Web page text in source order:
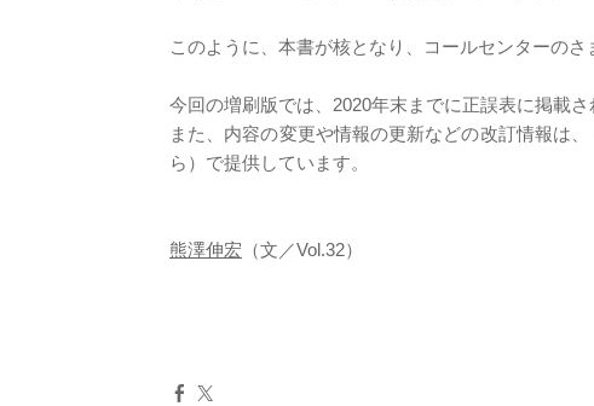
このように、本書が核となり、コールセンターの
今回の増刷版では、2020年末までに正誤表に掲載
また、内容の変更や情報の更新などの改訂情報は、
ら）で提供しています。
熊澤伸宏 （文／Vol.32）